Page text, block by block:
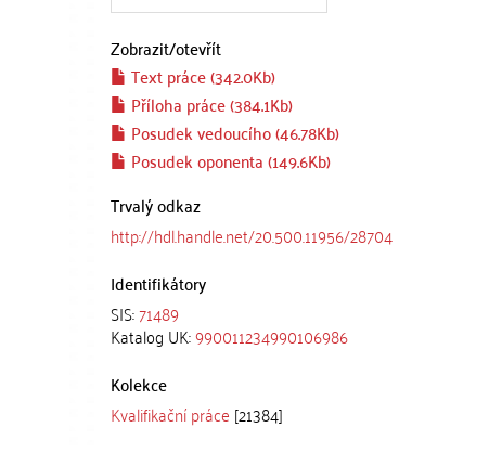
Zobrazit/otevřít
Text práce (342.0Kb)
Příloha práce (384.1Kb)
Posudek vedoucího (46.78Kb)
Posudek oponenta (149.6Kb)
Trvalý odkaz
http://hdl.handle.net/20.500.11956/28704
Identifikátory
SIS:71489
Katalog UK:990011234990106986
Kolekce
Kvalifikační práce [21384]